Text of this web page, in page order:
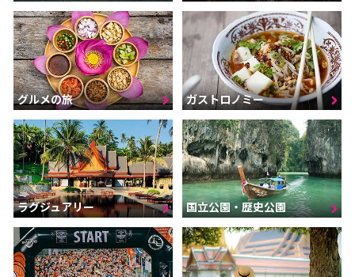
グルメの旅 ガストロノミー
ラグジュアリー 国立公園・歴史公園